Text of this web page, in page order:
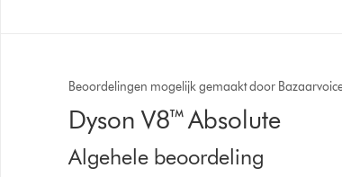
Beoordelingen mogelijk gemaakt door
Dyson V8™ Absolute
Algehele beoordeling